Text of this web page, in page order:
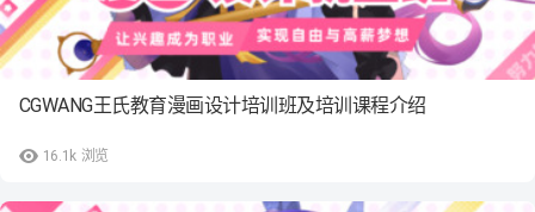
16.1k 浏览
CGWANG王氏教育漫画设计培训班及培训课程介绍